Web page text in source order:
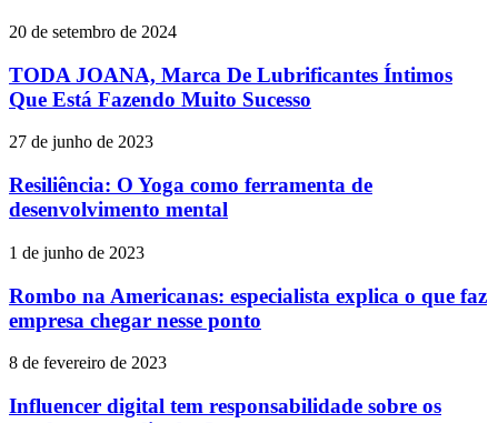
20 de setembro de 2024
TODA JOANA, Marca De Lubrificantes Íntimos
Que Está Fazendo Muito Sucesso
27 de junho de 2023
Resiliência: O Yoga como ferramenta de
desenvolvimento mental
1 de junho de 2023
Rombo na Americanas: especialista explica o que faz
empresa chegar nesse ponto
8 de fevereiro de 2023
Influencer digital tem responsabilidade sobre os